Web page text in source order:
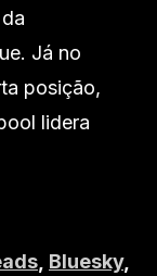
Já no
posição,
lidera
Bluesky,